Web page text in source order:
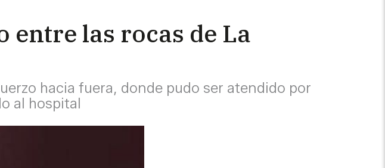
entre las rocas de La
hacia fuera, donde pudo ser atendido por
al hospital